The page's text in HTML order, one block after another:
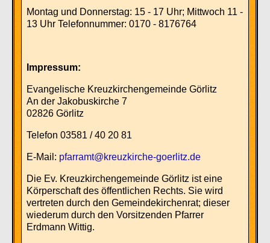
Montag und Donnerstag: 15 - 17 Uhr; Mittwoch 11 -
13 Uhr Telefonnummer: 0170 - 8176764
Impressum:
Evangelische Kreuzkirchengemeinde Görlitz
An der Jakobuskirche 7
02826 Görlitz
Telefon 03581 / 40 20 81
E-Mail: pfarramt@kreuzkirche-goerlitz.de
Die Ev. Kreuzkirchengemeinde Görlitz ist eine
Körperschaft des öffentlichen Rechts. Sie wird
vertreten durch den Gemeindekirchenrat; dieser
wiederum durch den Vorsitzenden Pfarrer
Erdmann Wittig.